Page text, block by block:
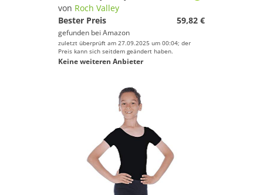
von Roch Valley
Bester Preis
59,82 €
gefunden bei Amazon
zuletzt überprüft am 27.09.2025 um 00:04; der
Preis kann sich seitdem geändert haben.
Keine weiteren Anbieter